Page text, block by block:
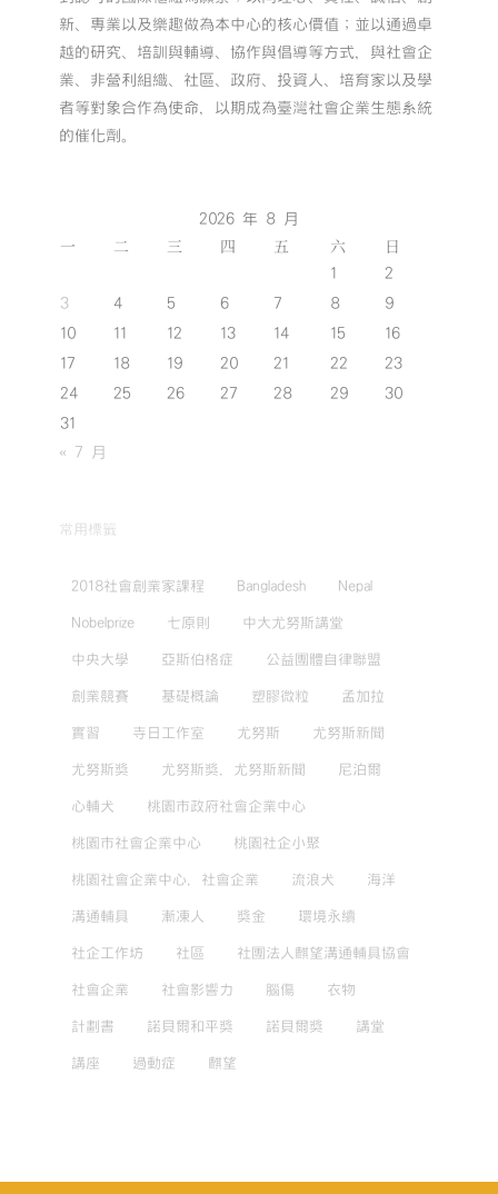
新、專業以及樂趣做為本中心的核心價值；並以通過卓
越的研究、培訓與輔導、協作與倡導等方式，與社會企
業、非營利組織、社區、政府、投資人、培育家以及學
者等對象合作為使命，以期成為臺灣社會企業生態系統
的催化劑。
2026 年 8 月
一 二 三 四 五 六 日
1
2
3
4 5 6 7 8
9
10
11 12 13 14 15
16
17
18 19 20 21 22
23
24
25 26 27 28 29
30
31
« 7 月
常用標籤
2018社會創業家課程 Bangladesh Nepal
Nobelprize 七原則 中大尤努斯講堂
中央大學 亞斯伯格症 公益團體自律聯盟
創業競賽 基礎概論 塑膠微粒 孟加拉
實習 寺日工作室 尤努斯 尤努斯新聞
尤努斯獎 尤努斯獎，尤努斯新聞 尼泊爾
心輔犬 桃園市政府社會企業中心
桃園市社會企業中心 桃園社企小聚
桃園社會企業中心，社會企業 流浪犬 海洋
溝通輔具 漸凍人 獎金 環境永續
社企工作坊 社區 社團法人麒望溝通輔具協會
社會企業 社會影響力 腦傷 衣物
計劃書 諾貝爾和平獎 諾貝爾獎 講堂
講座 過動症 麒望